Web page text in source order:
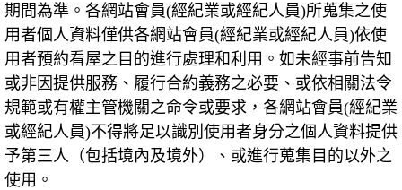
期間為準。各網站會員(經紀業或經紀人員)所蒐集之使
用者個人資料僅供各網站會員(經紀業或經紀人員)依使
用者預約看屋之目的進行處理和利用。如未經事前告知
或非因提供服務、履行合約義務之必要、或依相關法令
規範或有權主管機關之命令或要求，各網站會員(經紀業
或經紀人員)不得將足以識別使用者身分之個人資料提供
予第三人（包括境內及境外）、或進行蒐集目的以外之
使用。